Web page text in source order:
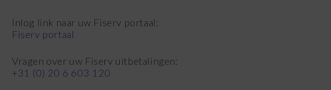
Inlog link naar uw Fiserv portaal:
Fiserv portaal
Vragen over uw Fiserv uitbetalingen:
+31 (0) 20 6 603 120